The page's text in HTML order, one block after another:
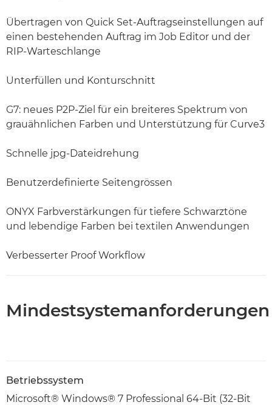
Übertragen von Quick Set-Auftragseinstellungen auf
einen bestehenden Auftrag im Job Editor und der
RIP-Warteschlange
Unterfüllen und Konturschnitt
G7: neues P2P-Ziel für ein breiteres Spektrum von
grauähnlichen Farben und Unterstützung für Curve3
Schnelle jpg-Dateidrehung
Benutzerdefinierte Seitengrössen
ONYX Farbverstärkungen für tiefere Schwarztöne
und lebendige Farben bei textilen Anwendungen
Verbesserter Proof Workflow
Mindestsystemanforderungen
Betriebssystem
Microsoft® Windows® 7 Professional 64-Bit (32-Bit